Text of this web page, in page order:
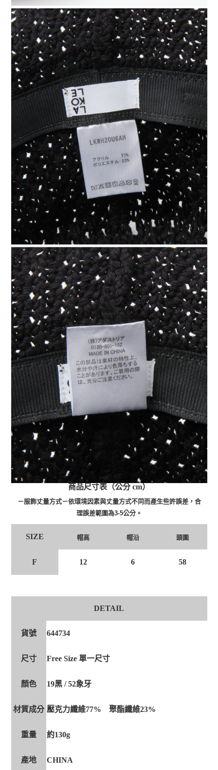
商品尺寸表（公分 cm）
－服飾丈量方式－依環境因素與丈量方式不同而產生些許誤差，合
理誤差範圍為3-5公分。
SIZE 帽高 帽沿 頭圍
F 12 6 58
DETAIL
貨號 644734
尺寸 Free Size 單一尺寸
顏色 19黑 / 52象牙
材質成分 壓克力纖維77% 聚酯纖維23%
重量 約130g
產地 CHINA